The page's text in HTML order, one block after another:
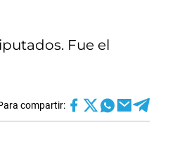
Fue el
compartir: